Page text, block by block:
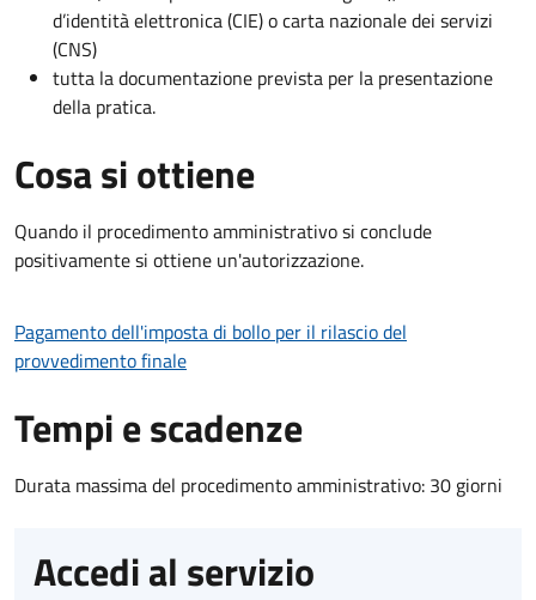
d’identità elettronica (CIE) o carta nazionale dei servizi
(CNS)
tutta la documentazione prevista per la presentazione
della pratica.
Cosa si ottiene
Quando il procedimento amministrativo si conclude
positivamente si ottiene un'autorizzazione.
Pagamento dell'imposta di bollo per il rilascio del
provvedimento finale
Tempi e scadenze
Durata massima del procedimento amministrativo: 30 giorni
Accedi al servizio